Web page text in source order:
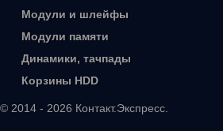
Модули и шлейфы
Модули памяти
Динамики, тачпады
Корзины HDD
© 2014 - 2026 Контакт.Экспресс.